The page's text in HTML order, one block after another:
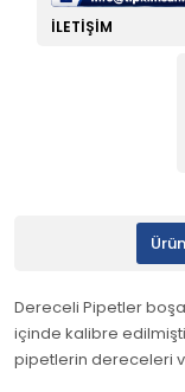
İLETIŞIM
Dereceli Pipetler
içinde kalibre
pipetlerin dereceleri